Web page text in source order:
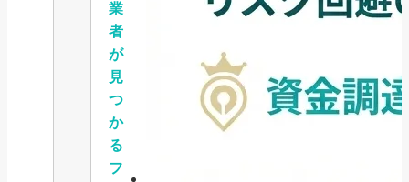
業
者
が
見
つ
か
る
フ